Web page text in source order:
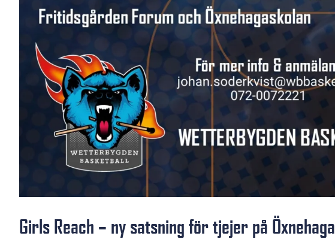
Girls Reach – ny satsning för tjejer på Öxnehaga